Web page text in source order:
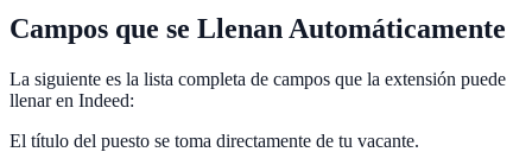
Campos que se Llenan Automáticamente
La siguiente es la lista completa de campos que la extensión puede
llenar en Indeed:
El título del puesto se toma directamente de tu vacante.